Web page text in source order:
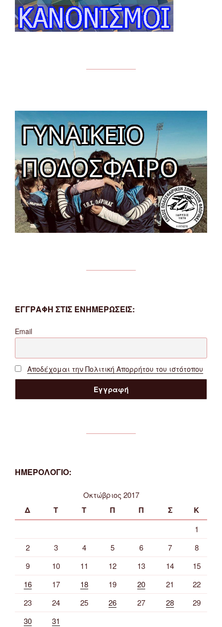
ΕΓΓΡΑΦΗ ΣΤΙΣ ΕΝΗΜΕΡΩΣΕΙΣ:
Email
Αποδέχομαι την Πολιτική Απορρήτου του ιστότοπου
ΗΜΕΡΟΛΟΓΙΟ:
Οκτώβριος 2017
Δ Τ Τ Π Π Σ Κ
1
2
3 4 5 6 7
8
9
10 11 12 13 14
15
16
17 18 19 20 21
22
23
24 25 26 27 28
29
30
31